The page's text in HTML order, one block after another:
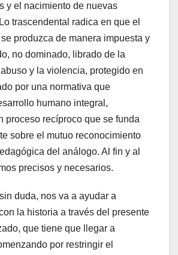
y el nacimiento de nuevas
trascendental radica en que el
produzca de manera impuesta y
no dominado, librado de la
y la violencia, protegido en
por una normativa que
humano integral,
proceso recíproco que se funda
sobre el mutuo reconocimiento
del análogo. Al fin y al
precisos y necesarios.
duda, nos va a ayudar a
la historia a través del presente
que tiene que llegar a
por restringir el